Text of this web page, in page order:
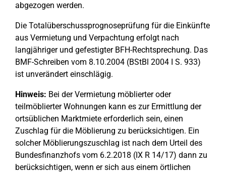
abgezogen werden.
Die Totalüberschussprognoseprüfung für die Einkünfte
aus Vermietung und Verpachtung erfolgt nach
langjähriger und gefestigter BFH-Rechtsprechung. Das
BMF-Schreiben vom 8.10.2004 (BStBl 2004 I S. 933)
ist unverändert einschlägig.
Hinweis: Bei der Vermietung möblierter oder
teilmöblierter Wohnungen kann es zur Ermittlung der
ortsüblichen Marktmiete erforderlich sein, einen
Zuschlag für die Möblierung zu berücksichtigen. Ein
solcher Möblierungszuschlag ist nach dem Urteil des
Bundesfinanzhofs vom 6.2.2018 (IX R 14/17) dann zu
berücksichtigen, wenn er sich aus einem örtlichen